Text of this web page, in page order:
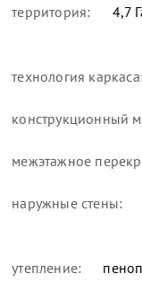
территория: 4,7
технология
конструкционный
межэтажное
наружные стены:
утепление: